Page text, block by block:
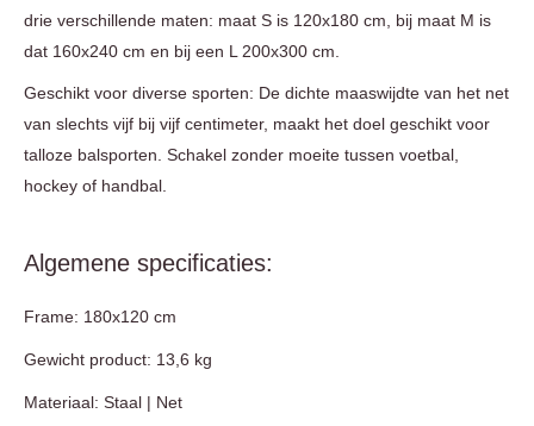
drie verschillende maten: maat S is 120x180 cm, bij maat M is
dat 160x240 cm en bij een L 200x300 cm.
Geschikt voor diverse sporten: De dichte maaswijdte van het net
van slechts vijf bij vijf centimeter, maakt het doel geschikt voor
talloze balsporten. Schakel zonder moeite tussen voetbal,
hockey of handbal.
Algemene specificaties:
Frame: 180x120 cm
Gewicht product: 13,6 kg
Materiaal: Staal | Net